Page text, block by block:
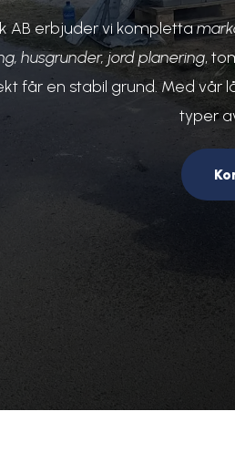
AB erbjuder vi kompletta
husgrunder,jord planering,
får en stabil grund. Med
typer